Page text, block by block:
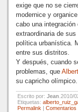
exige que no se
modernice y
cabo una
extraordinaria de
política urbanística.
entre sus distritos.
Y después, cuando
problemas, que
su capricho
Escrito por: Jean .2010/
Etiquetas:
Permalink | Comentarios